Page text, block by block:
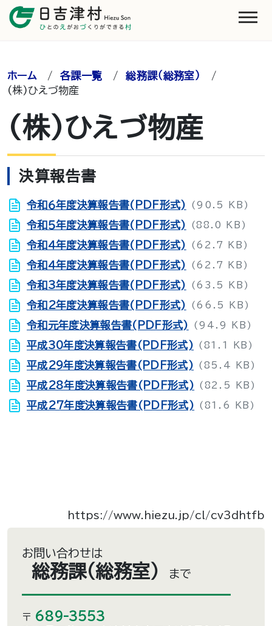
ホーム /各課一覧 /総務課（総務室）
/
(株)ひえづ物産
(株)ひえづ物産
決算報告書
令和６年度決算報告書(PDF形式) (90.5 KB)
令和５年度決算報告書(PDF形式) (88.0 KB)
令和４年度決算報告書(PDF形式) (62.7 KB)
令和４年度決算報告書(PDF形式) (62.7 KB)
令和3年度決算報告書(PDF形式) (63.5 KB)
令和2年度決算報告書(PDF形式) (66.5 KB)
令和元年度決算報告書(PDF形式) (94.9 KB)
平成30年度決算報告書(PDF形式) (81.1 KB)
平成29年度決算報告書(PDF形式) (85.4 KB)
平成28年度決算報告書(PDF形式) (82.5 KB)
平成27年度決算報告書(PDF形式) (81.6 KB)
https://www.hiezu.jp/cl/cv3dhtfb
お問い合わせは
総務課（総務室） まで
〒 689-3553